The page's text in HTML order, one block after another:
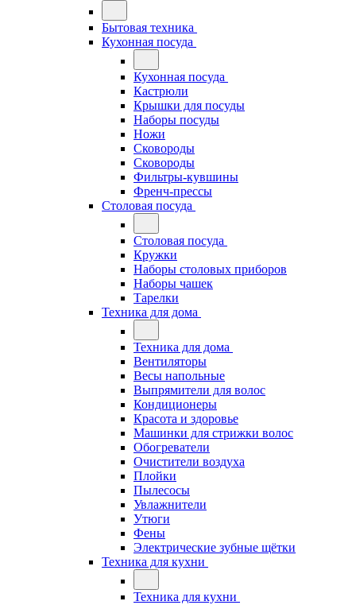
Бытовая техника
Кухонная посуда
Кухонная посуда
Кастрюли
Крышки для посуды
Наборы посуды
Ножи
Сковороды
Сковороды
Фильтры-кувшины
Френч-прессы
Столовая посуда
Столовая посуда
Кружки
Наборы столовых приборов
Наборы чашек
Тарелки
Техника для дома
Техника для дома
Вентиляторы
Весы напольные
Выпрямители для волос
Кондиционеры
Красота и здоровье
Машинки для стрижки волос
Обогреватели
Очистители воздуха
Плойки
Пылесосы
Увлажнители
Утюги
Фены
Электрические зубные щётки
Техника для кухни
Техника для кухни